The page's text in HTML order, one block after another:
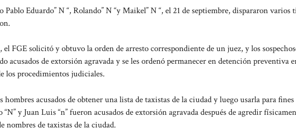
Pablo Eduardo” N “, Rolando” N “y Maikel” N “, el 21 de septiembre, dispararon varios
FGE solicitó y obtuvo la orden de arresto correspondiente de un juez, y los
acusados ​​de extorsión agravada y se les ordenó permanecer en detención preventiva
los procedimientos judiciales.
hombres acusados ​​de obtener una lista de taxistas de la ciudad y luego usarla para fines
y Juan Luis “n” fueron acusados ​​de extorsión agravada después de agredir
nombres de taxistas de la ciudad.